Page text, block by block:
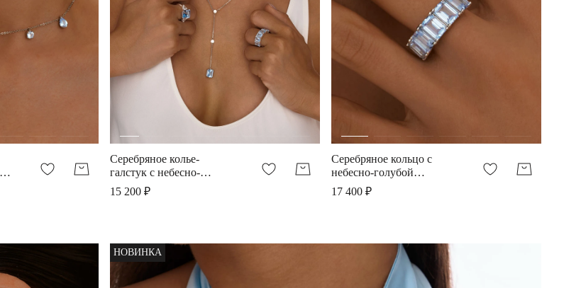
Серебряное колье-
галстук с небесно-
голубой шпинелью
15 200 ₽
Серебряное кольцо с
небесно-голубой
шпинелью
17 400 ₽
НОВИНКА